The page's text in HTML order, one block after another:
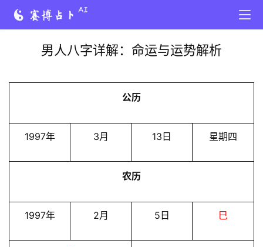
男人八字详解：命运与运势解析
公历
1997年 3月 13日 星期四
农历
1997年 2月 5日 巳